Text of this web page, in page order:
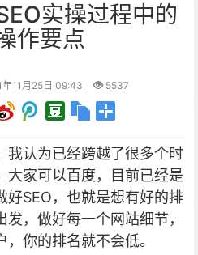
实操过程中的
作要点
年11月25日 09:43 5537
我认为已经跨越了很多个时
大家可以百度，目前已经是
好SEO，也就是想有好的排
发，做好每一个网站细节，
你的排名就不会低。